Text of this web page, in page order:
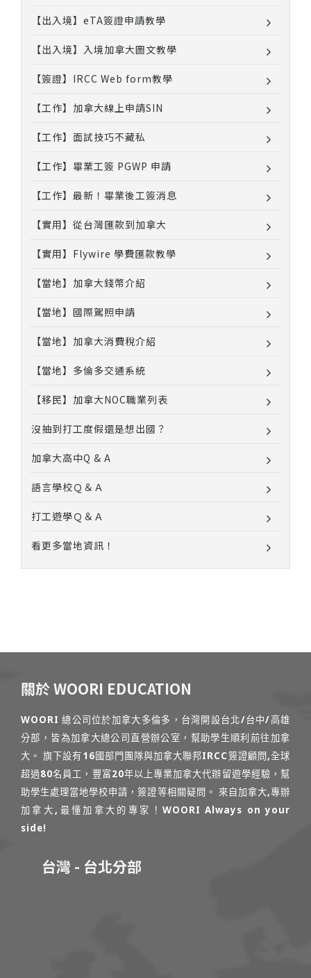
【出入境】eTA簽證申請教學
【出入境】入境加拿大圖文教學
【簽證】IRCC Web form教學
【工作】加拿大線上申請SIN
【工作】面試技巧不藏私
【工作】畢業工簽 PGWP 申請
【工作】最新！畢業後工簽消息
【實用】從台灣匯款到加拿大
【實用】Flywire 學費匯款教學
【當地】加拿大錢幣介紹
【當地】國際駕照申請
【當地】加拿大消費稅介紹
【當地】多倫多交通系統
【移民】加拿大NOC職業列表
沒抽到打工度假還是想出國？
加拿大高中Q & A
語言學校Ｑ＆Ａ
打工遊學Ｑ＆Ａ
看更多當地資訊！
關於 WOORI EDUCATION
WOORI 總公司位於加拿大多倫多，台灣開設台北/台中/高雄
分部，皆為加拿大總公司直營辦公室，幫助學生順利前往加拿
大。 旗下設有16國部門團隊與加拿大聯邦IRCC簽證顧問,全球
超過80名員工，豐富20年以上專業加拿大代辦留遊學經驗，幫
助學生處理當地學校申請，簽證等相關疑問。 來自加拿大,專辦
加拿大,最懂加拿大的專家！WOORI Always on your
side!
台灣 - 台北分部